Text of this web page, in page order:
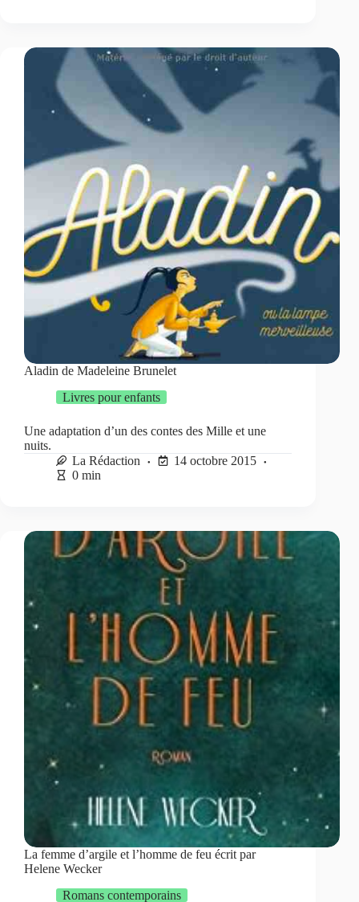
Aladin de Madeleine Brunelet
Livres pour enfants
Une adaptation d’un des contes des Mille et une
nuits.
La Rédaction
14 octobre 2015
0 min
La femme d’argile et l’homme de feu écrit par
Helene Wecker
Romans contemporains